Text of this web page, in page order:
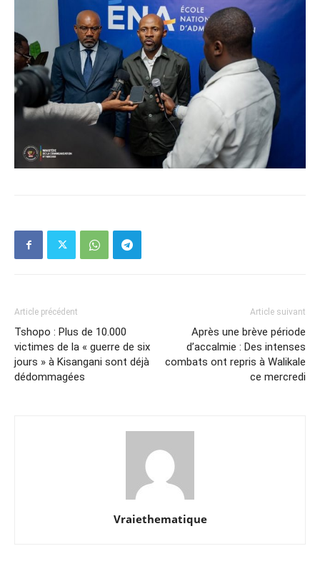
Article précédent
Tshopo : Plus de 10.000
victimes de la « guerre de six
jours » à Kisangani sont déjà
dédommagées
Article suivant
Après une brève période
d’accalmie : Des intenses
combats ont repris à Walikale
ce mercredi
Vraiethematique